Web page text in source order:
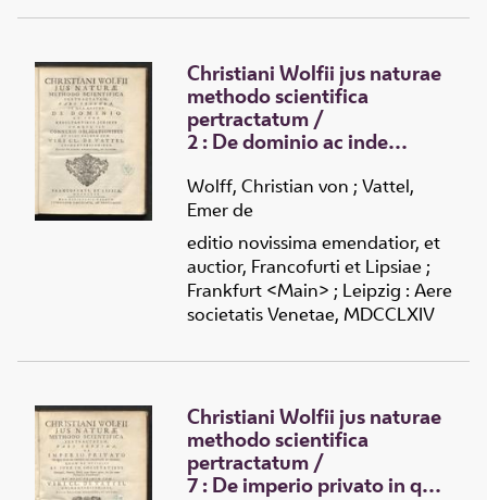
Christiani Wolfii jus naturae
methodo scientifica
pertractatum/
2 :De dominio ac inde
cumque iis connexis
obligationibus
Wolff, Christian von ; Vattel,
Emer de
editio novissima emendatior, et
auctior, Francofurti et Lipsiae ;
Frankfurt <Main> ; Leipzig : Aere
societatis Venetae, MDCCLXIV
Christiani Wolfii jus naturae
methodo scientifica
pertractatum/
7 :De imperio privato in qua